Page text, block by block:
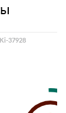
37928